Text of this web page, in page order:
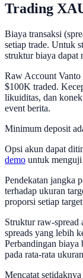
Trading
Biaya transaksi
setiap trade. Untuk
struktur biaya dapat
Raw Account
$100K traded.
likuiditas, dan
event berita.
Minimum deposit
Opsi akun dapat
demo untuk menguji
Pendekatan jangka
terhadap ukuran
proporsi setiap
Struktur raw-
spreads yang lebih
Perbandingan biaya
pada rata-rata
Mencatat